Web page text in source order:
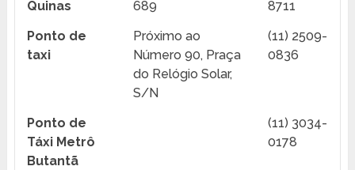
Quinas 689
8711
Ponto de
taxi
Próximo ao
Número 90, Praça
do Relógio Solar,
S/N
(11) 2509-
0836
Ponto de
Táxi Metrô
Butantã
(11) 3034-
0178